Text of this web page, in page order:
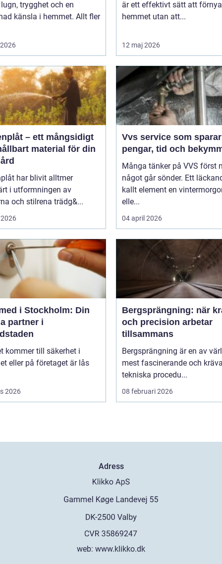
trygghet och en
känsla i hemmet. Allt fler
är ett effektivt sätt att förnya
hemmet utan att...
12 maj 2026
– ett mångsidigt
material för din
har blivit alltmer
i utformningen av
och stilrena trädg&...
Vvs service som sparar
pengar, tid och
Många tänker på VVS först
något går sönder. Ett
kallt element en
elle...
04 april 2026
i Stockholm: Din
partner i
kommer till säkerhet i
eller på företaget är lås
2026
Bergsprängning: när
och precision arbetar
tillsammans
Bergsprängning är en av
mest fascinerande och
tekniska procedu...
08 februari 2026
Adress
web: www.klikko.dk